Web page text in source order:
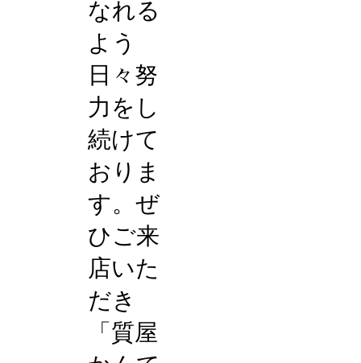
なれる
よう
日々努
力をし
続けて
おりま
す。ぜ
ひご来
店いた
だき
「質屋